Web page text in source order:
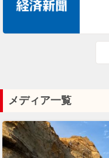
メディア一覧